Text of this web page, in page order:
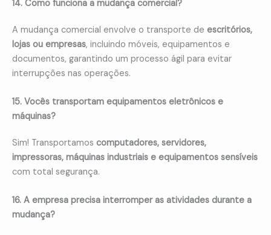
14. Como funciona a mudança comercial?
A mudança comercial envolve o transporte de escritórios,
lojas ou empresas, incluindo móveis, equipamentos e
documentos, garantindo um processo ágil para evitar
interrupções nas operações.
15. Vocês transportam equipamentos eletrônicos e
máquinas?
Sim! Transportamos computadores, servidores,
impressoras, máquinas industriais e equipamentos sensíveis
com total segurança.
16. A empresa precisa interromper as atividades durante a
mudança?